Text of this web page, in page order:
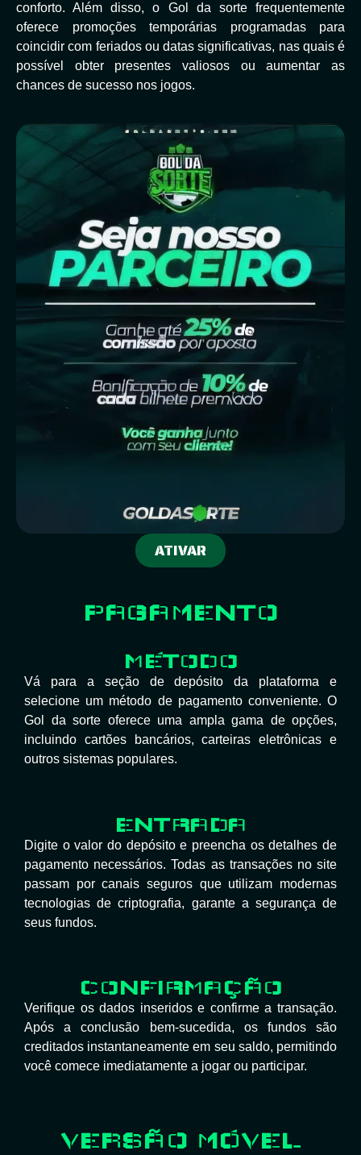
conforto. Além disso, o Gol da sorte frequentemente
oferece promoções temporárias programadas para
coincidir com feriados ou datas significativas, nas quais é
possível obter presentes valiosos ou aumentar as
chances de sucesso nos jogos.
ATIVAR
PAGAMENTO
MÉTODO
Vá para a seção de depósito da plataforma e
selecione um método de pagamento conveniente. O
Gol da sorte oferece uma ampla gama de opções,
incluindo cartões bancários, carteiras eletrônicas e
outros sistemas populares.
ENTRADA
Digite o valor do depósito e preencha os detalhes de
pagamento necessários. Todas as transações no site
passam por canais seguros que utilizam modernas
tecnologias de criptografia, garante a segurança de
seus fundos.
CONFIRMAÇÃO
Verifique os dados inseridos e confirme a transação.
Após a conclusão bem-sucedida, os fundos são
creditados instantaneamente em seu saldo, permitindo
você comece imediatamente a jogar ou participar.
VERSÃO MÓVEL